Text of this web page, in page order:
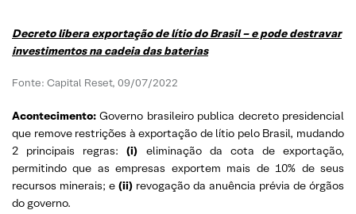
Decreto libera exportação de lítio do Brasil – e pode destravar
investimentos na cadeia das baterias
Fonte: Capital Reset, 09/07/2022
Acontecimento: Governo brasileiro publica decreto presidencial
que remove restrições à exportação de lítio pelo Brasil, mudando
2 principais regras:(i) eliminação da cota de exportação,
permitindo que as empresas exportem mais de 10% de seus
recursos minerais; e (ii) revogação da anuência prévia de órgãos
do governo.